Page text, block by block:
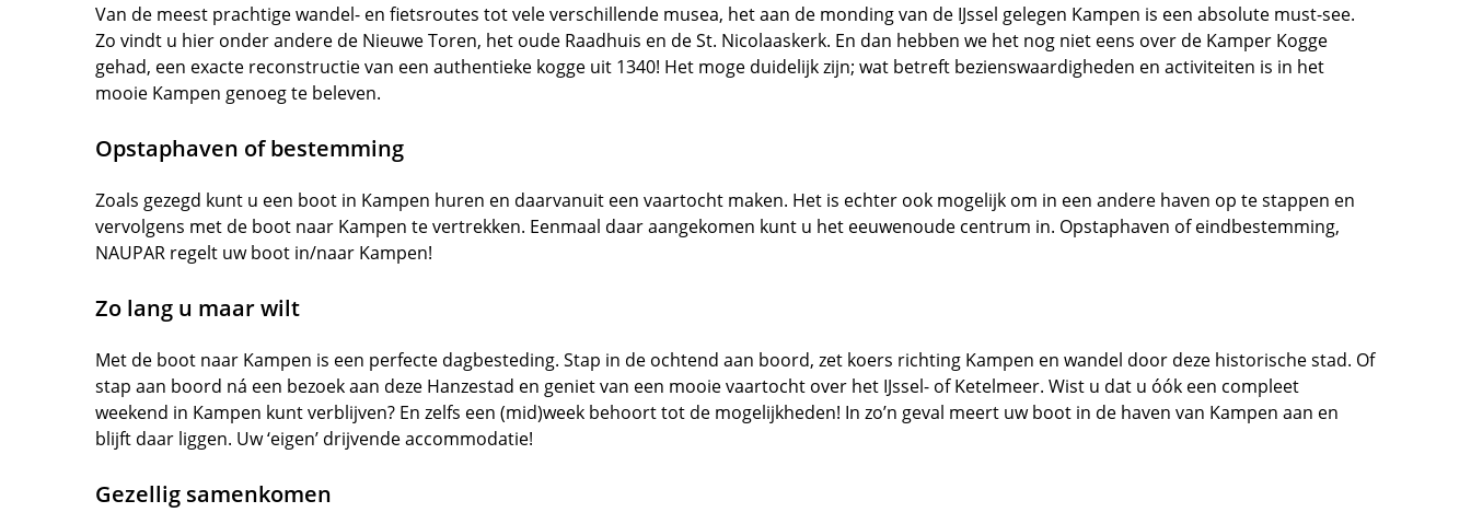
Van de meest prachtige wandel- en fietsroutes tot vele verschillende musea, het aan de monding van de IJssel gelegen Kampen is een absolute must-see.
Zo vindt u hier onder andere de Nieuwe Toren, het oude Raadhuis en de St. Nicolaaskerk. En dan hebben we het nog niet eens over de Kamper Kogge
gehad, een exacte reconstructie van een authentieke kogge uit 1340! Het moge duidelijk zijn; wat betreft bezienswaardigheden en activiteiten is in het
mooie Kampen genoeg te beleven.
Opstaphaven of bestemming
Zoals gezegd kunt u een boot in Kampen huren en daarvanuit een vaartocht maken. Het is echter ook mogelijk om in een andere haven op te stappen en
vervolgens met de boot naar Kampen te vertrekken. Eenmaal daar aangekomen kunt u het eeuwenoude centrum in. Opstaphaven of eindbestemming,
NAUPAR regelt uw boot in/naar Kampen!
Zo lang u maar wilt
Met de boot naar Kampen is een perfecte dagbesteding. Stap in de ochtend aan boord, zet koers richting Kampen en wandel door deze historische stad. Of
stap aan boord ná een bezoek aan deze Hanzestad en geniet van een mooie vaartocht over het IJssel- of Ketelmeer. Wist u dat u óók een compleet
weekend in Kampen kunt verblijven? En zelfs een (mid)week behoort tot de mogelijkheden! In zo’n geval meert uw boot in de haven van Kampen aan en
blijft daar liggen. Uw ‘eigen’ drijvende accommodatie!
Gezellig samenkomen